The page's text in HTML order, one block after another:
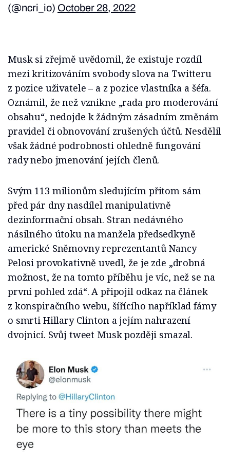
(@ncri_io) October 28, 2022
Musk si zřejmě uvědomil, že existuje rozdíl
mezi kritizováním svobody slova na Twitteru
z pozice uživatele – a z pozice vlastníka a šéfa.
Oznámil, že než vznikne „rada pro moderování
obsahu“, nedojde k žádným zásadním změnám
pravidel či obnovování zrušených účtů. Nesdělil
však žádné podrobnosti ohledně fungování
rady nebo jmenování jejích členů.
Svým 113 milionům sledujícím přitom sám
před pár dny nasdílel manipulativně
dezinformační obsah. Stran nedávného
násilného útoku na manžela předsedkyně
americké Sněmovny reprezentantů Nancy
Pelosi provokativně uvedl, že je zde „drobná
možnost, že na tomto příběhu je víc, než se na
první pohled zdá“. A připojil odkaz na článek
z konspiračního webu, šířícího například fámy
o smrti Hillary Clinton a jejím nahrazení
dvojnicí. Svůj tweet Musk později smazal.